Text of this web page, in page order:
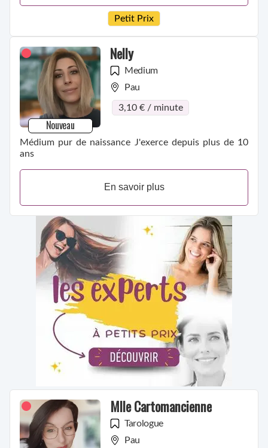
Petit Prix
Nouveau
Nelly
Medium
Pau
3,10 € / minute
Médium pur de naissance J'exerce depuis plus de 10
ans
En savoir plus
Mlle Cartomancienne
Tarologue
Pau